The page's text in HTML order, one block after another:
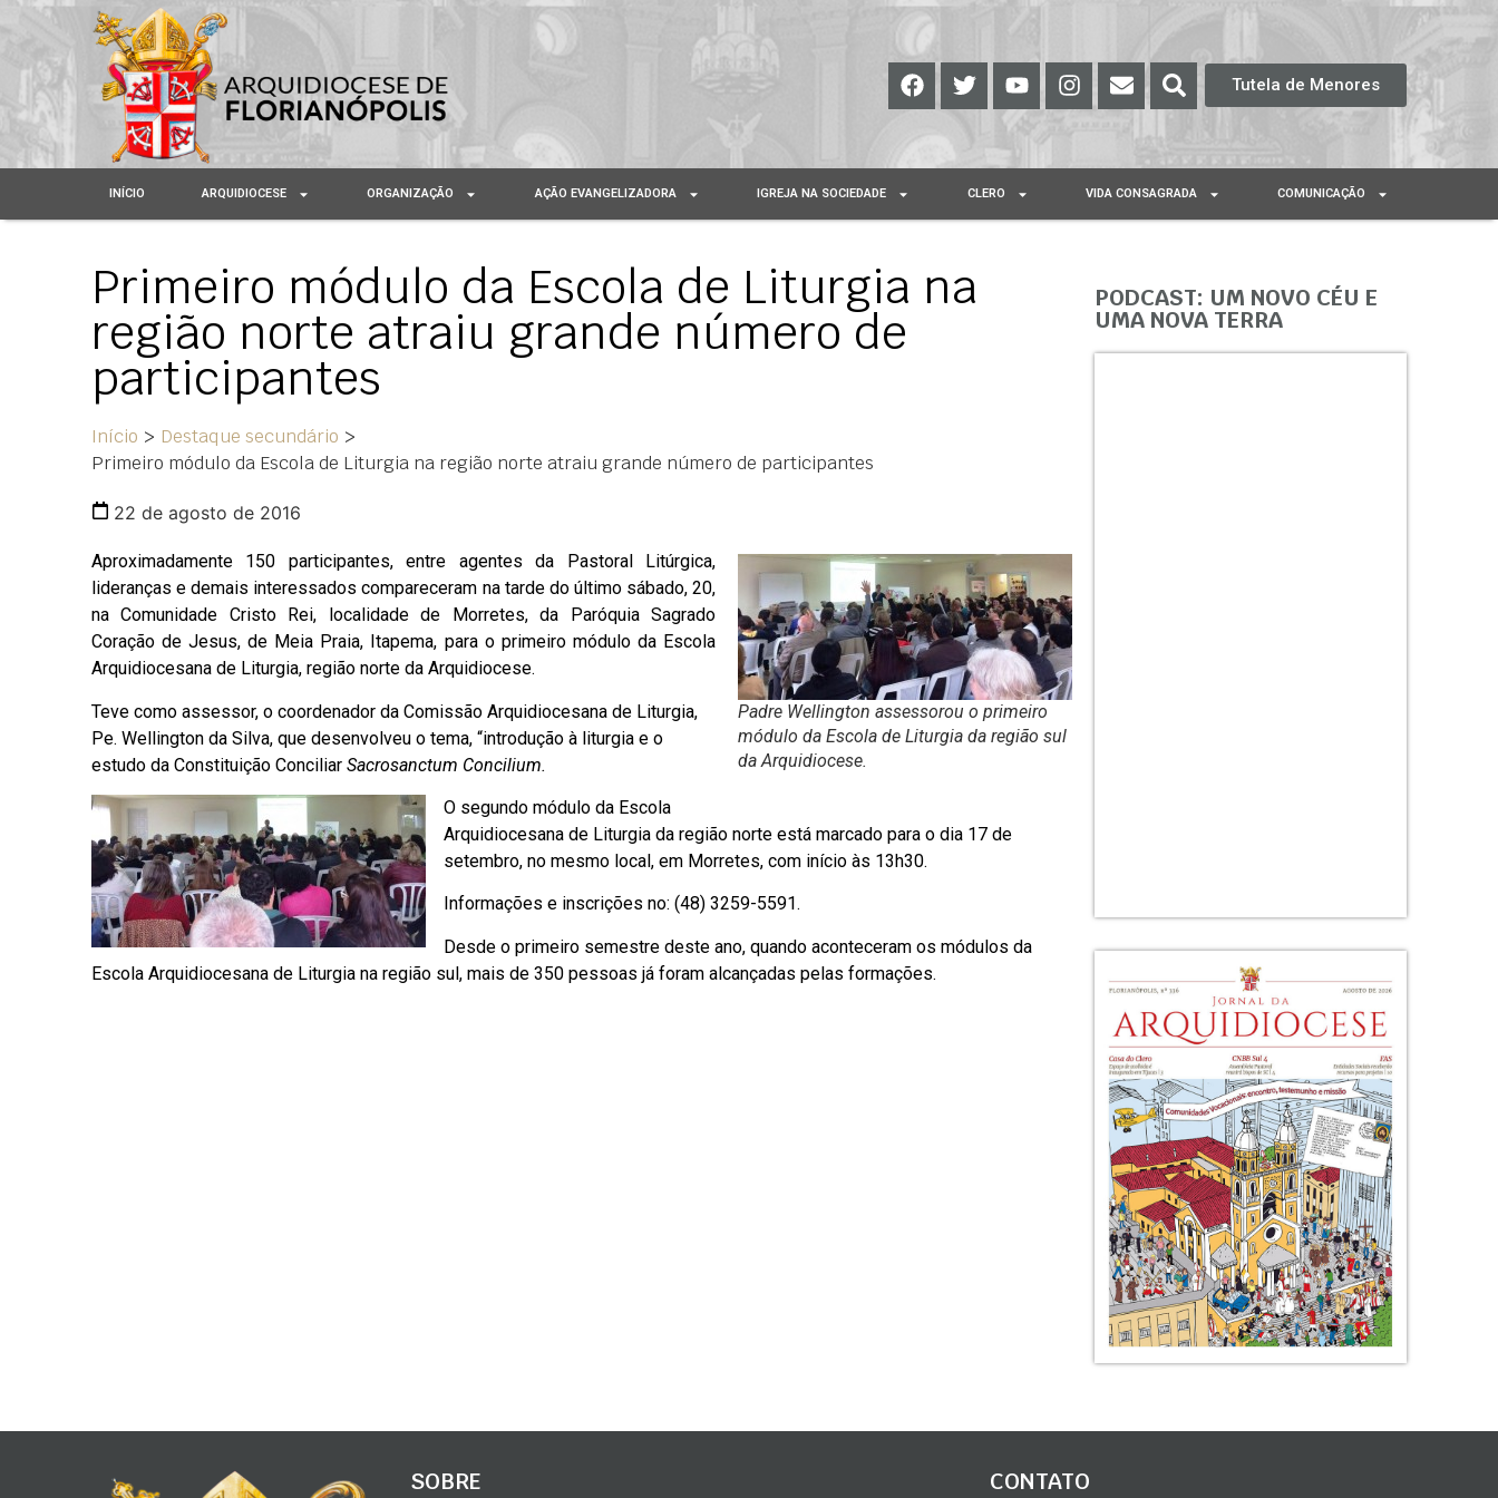
Tutela de Menores
INÍCIO ARQUIDIOCESE ORGANIZAÇÃO AÇÃO EVANGELIZADORA IGREJA NA SOCIEDADE CLERO VIDA CONSAGRADA COMUNICAÇÃO
Primeiro módulo da Escola de Liturgia na
região norte atraiu grande número de
participantes
Início > Destaque secundário >
Primeiro módulo da Escola de Liturgia na região norte atraiu grande número de participantes
22 de agosto de 2016
Padre Wellington assessorou o primeiro
módulo da Escola de Liturgia da região sul
da Arquidiocese.
Aproximadamente 150 participantes, entre agentes da Pastoral Litúrgica,
lideranças e demais interessados compareceram na tarde do último sábado, 20,
na Comunidade Cristo Rei, localidade de Morretes, da Paróquia Sagrado
Coração de Jesus, de Meia Praia, Itapema, para o primeiro módulo da Escola
Arquidiocesana de Liturgia, região norte da Arquidiocese.
Teve como assessor, o coordenador da Comissão Arquidiocesana de Liturgia,
Pe. Wellington da Silva, que desenvolveu o tema, “introdução à liturgia e o
estudo da Constituição Conciliar Sacrosanctum Concilium.
O segundo módulo da Escola
Arquidiocesana de Liturgia da região norte está marcado para o dia 17 de
setembro, no mesmo local, em Morretes, com início às 13h30.
Informações e inscrições no: (48) 3259-5591.
Desde o primeiro semestre deste ano, quando aconteceram os módulos da
Escola Arquidiocesana de Liturgia na região sul, mais de 350 pessoas já foram alcançadas pelas formações.
PODCAST: UM NOVO CÉU E
UMA NOVA TERRA
SOBRE CONTATO